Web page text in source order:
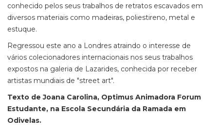
conhecido pelos seus trabalhos de retratos escavados em
diversos materiais como madeiras, poliestireno, metal e
estuque.
Regressou este ano a Londres atraindo o interesse de
vários colecionadores internacionais nos seus trabalhos
expostos na galeria de Lazarides, conhecida por receber
artistas mundiais de "street art".
Texto de Joana Carolina, Optimus Animadora Forum
Estudante, na Escola Secundária da Ramada em
Odivelas.